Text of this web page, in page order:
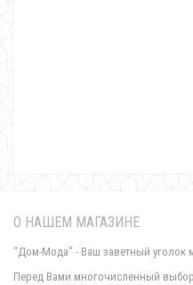
О НАШЕМ МАГАЗИНЕ
"Дом-Мода" - Ваш заветный уголок
Перед Вами многочисленный